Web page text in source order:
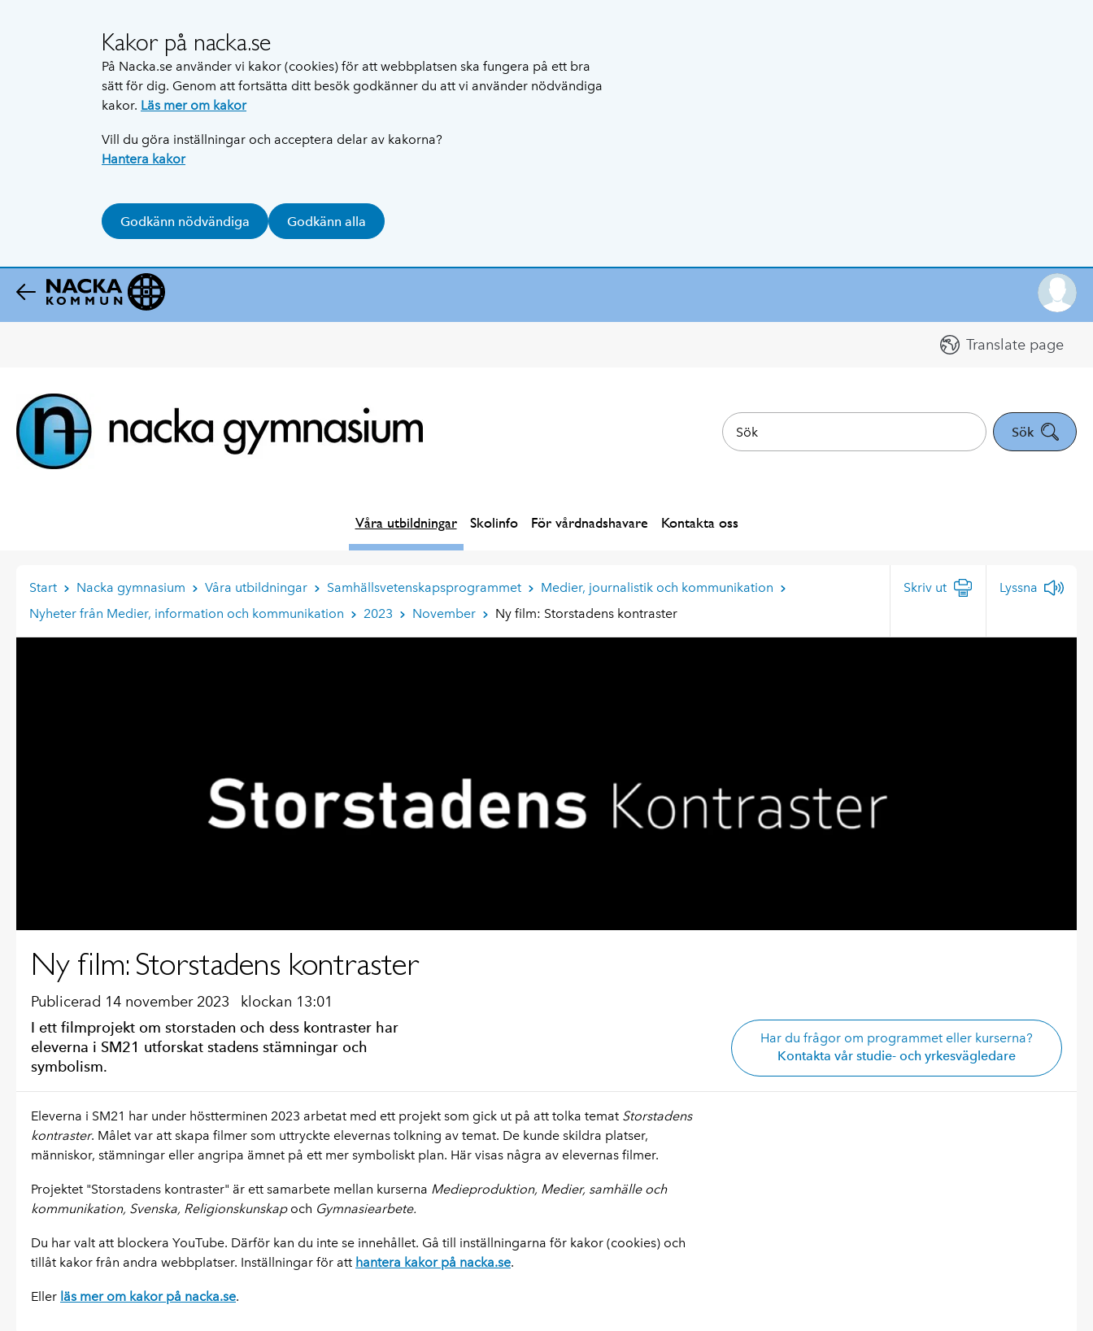
Kakor på nacka.se
På Nacka.se använder vi kakor (cookies) för att webbplatsen ska fungera på ett bra
sätt för dig. Genom att fortsätta ditt besök godkänner du att vi använder nödvändiga
kakor. Läs mer om kakor
Vill du göra inställningar och acceptera delar av kakorna?
Hantera kakor
Godkänn nödvändiga Godkänn alla
Translate page
Sök
Våra utbildningar Skolinfo För vårdnadshavare Kontakta oss
Start Nacka gymnasium Våra utbildningar Samhällsvetenskapsprogrammet
Medier, journalistik och kommunikation
Nyheter från Medier, information och kommunikation
2023 November Ny film: Storstadens kontraster
Skriv ut Lyssna
Ny film: Storstadens kontraster
Publicerad 14 november 2023 klockan 13:01
I ett filmprojekt om storstaden och dess kontraster har
eleverna i SM21 utforskat stadens stämningar och
symbolism.
Har du frågor om programmet eller kurserna?
Kontakta vår studie- och yrkesvägledare
Eleverna i SM21 har under höstterminen 2023 arbetat med ett projekt som gick ut på att tolka temat Storstadens
kontraster. Målet var att skapa filmer som uttryckte elevernas tolkning av temat. De kunde skildra platser,
människor, stämningar eller angripa ämnet på ett mer symboliskt plan. Här visas några av elevernas filmer.
Projektet "Storstadens kontraster" är ett samarbete mellan kurserna Medieproduktion, Medier, samhälle och
kommunikation, Svenska, Religionskunskap och Gymnasiearbete.
Du har valt att blockera YouTube. Därför kan du inte se innehållet. Gå till inställningarna för kakor (cookies) och
tillåt kakor från andra webbplatser. Inställningar för att hantera kakor på nacka.se.
Eller läs mer om kakor på nacka.se.